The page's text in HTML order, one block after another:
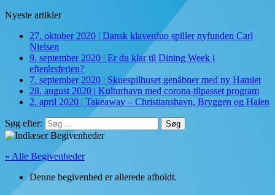
Nyeste artikler
27. oktober 2020 | Dansk klaverduo spiller nyfunden Carl
Nielsen
9. september 2020 | Er du klar til Dining Week i
efterårsferien?
7. september 2020 | Skuespilhuset genåbner med ny Hamlet
28. august 2020 | Kulturhavn med corona-tilpasset program
2. april 2020 | Takeaway – Christianshavn, Bryggen og Halen
Søg efter:
« Alle Begivenheder
Denne begivenhed er allerede afholdt.